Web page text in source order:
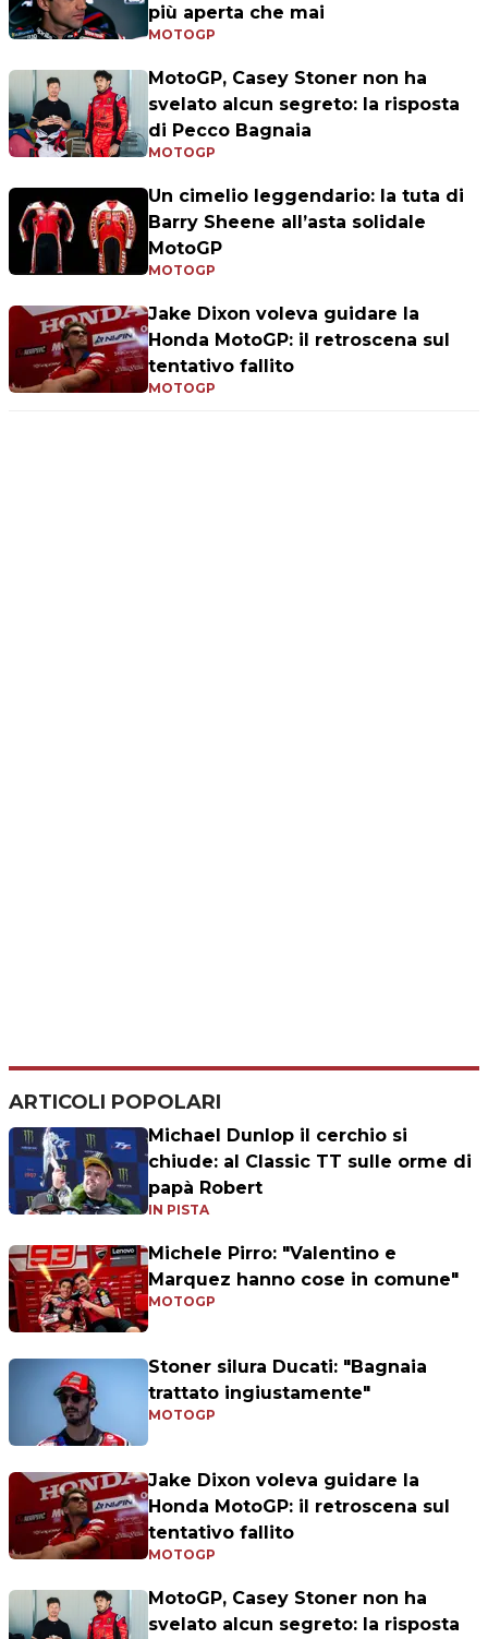
più aperta che mai
MOTOGP
MotoGP, Casey Stoner non ha
svelato alcun segreto: la risposta
di Pecco Bagnaia
MOTOGP
Un cimelio leggendario: la tuta di
Barry Sheene all’asta solidale
MotoGP
MOTOGP
Jake Dixon voleva guidare la
Honda MotoGP: il retroscena sul
tentativo fallito
MOTOGP
ARTICOLI POPOLARI
Michael Dunlop il cerchio si
chiude: al Classic TT sulle orme di
papà Robert
IN PISTA
Michele Pirro: "Valentino e
Marquez hanno cose in comune"
MOTOGP
Stoner silura Ducati: "Bagnaia
trattato ingiustamente"
MOTOGP
Jake Dixon voleva guidare la
Honda MotoGP: il retroscena sul
tentativo fallito
MOTOGP
MotoGP, Casey Stoner non ha
svelato alcun segreto: la risposta